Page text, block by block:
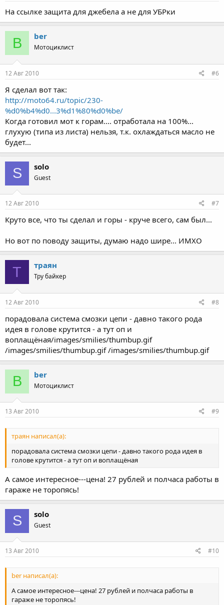
На ссылке защита для джебела а не для УБРки
B ber
Мотоциклист
12 Авг 2010 #6
Я сделал вот так:
http://moto64.ru/topic/230-
%d0%b4%d0...3%d1%80%d0%be/
Когда готовил мот к горам.... отработала на 100%...
глухую (типа из листа) нельзя, т.к. охлаждаться масло не
будет...
S solo
Guest
12 Авг 2010 #7
Круто все, что ты сделал и горы - круче всего, сам был...
Но вот по поводу защиты, думаю надо шире... ИМХО
Т траян
Тру байкер
12 Авг 2010 #8
порадовала система смозки цепи - давно такого рода
идея в голове крутится - а тут оп и
воплащёная/images/smilies/thumbup.gif
/images/smilies/thumbup.gif /images/smilies/thumbup.gif
B ber
Мотоциклист
13 Авг 2010 #9
траян написал(а):
порадовала система смозки цепи - давно такого рода идея в
голове крутится - а тут оп и воплащёная
А самое интересное---цена! 27 рублей и полчаса работы в
гараже не торопясь!
S solo
Guest
13 Авг 2010 #10
ber написал(а):
А самое интересное---цена! 27 рублей и полчаса работы в
гараже не торопясь!